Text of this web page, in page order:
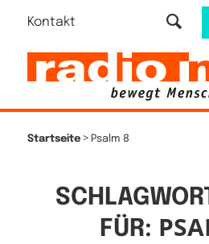
Kontakt
Startseite> Psalm 8
FÜR: